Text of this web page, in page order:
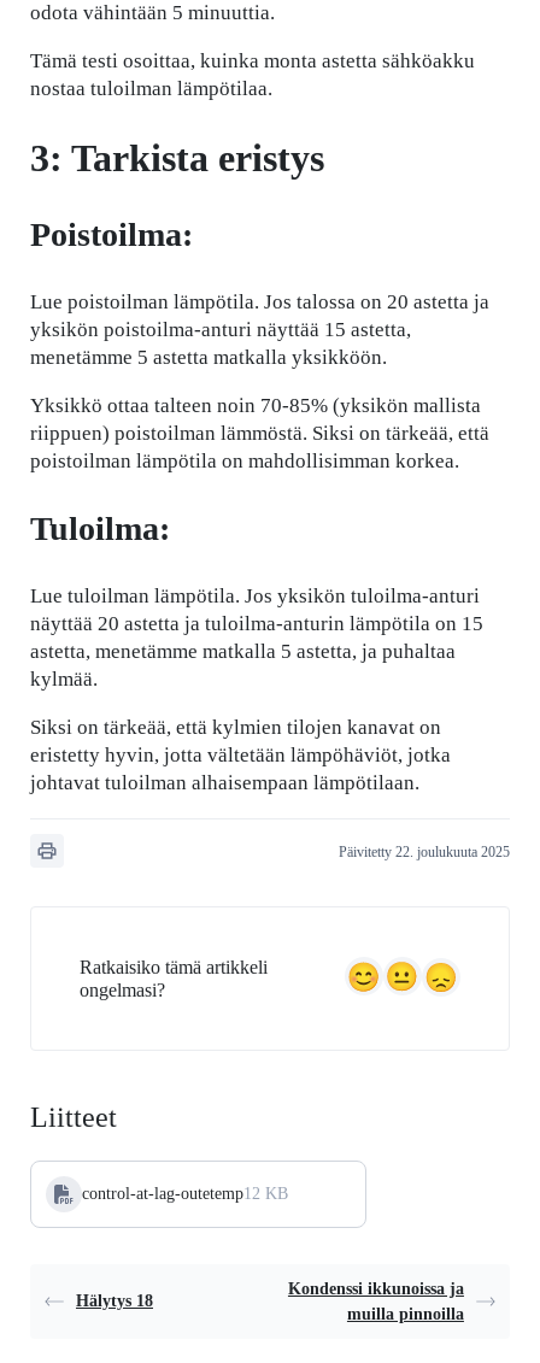
odota vähintään 5 minuuttia.
Tämä testi osoittaa, kuinka monta astetta sähköakku
nostaa tuloilman lämpötilaa.
3: Tarkista eristys
Poistoilma:
Lue poistoilman lämpötila. Jos talossa on 20 astetta ja
yksikön poistoilma-anturi näyttää 15 astetta,
menetämme 5 astetta matkalla yksikköön.
Yksikkö ottaa talteen noin 70-85% (yksikön mallista
riippuen) poistoilman lämmöstä. Siksi on tärkeää, että
poistoilman lämpötila on mahdollisimman korkea.
Tuloilma:
Lue tuloilman lämpötila. Jos yksikön tuloilma-anturi
näyttää 20 astetta ja tuloilma-anturin lämpötila on 15
astetta, menetämme matkalla 5 astetta, ja puhaltaa
kylmää.
Siksi on tärkeää, että kylmien tilojen kanavat on
eristetty hyvin, jotta vältetään lämpöhäviöt, jotka
johtavat tuloilman alhaisempaan lämpötilaan.
Päivitetty 22. joulukuuta 2025
Ratkaisiko tämä artikkeli
ongelmasi?
Liitteet
control-at-lag-outetemp12 KB
Hälytys 18
Kondenssi ikkunoissa ja
muilla pinnoilla